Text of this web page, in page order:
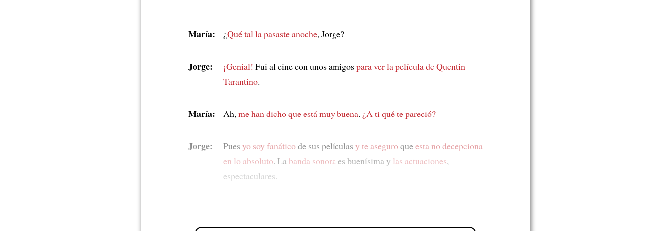
María: ¿Qué tal la pasaste anoche, Jorge?
Jorge: ¡Genial! Fui al cine con unos amigospara ver la película de Quentin
Tarantino.
María: Ah, me han dicho que está muy buena. ¿A ti qué te pareció?
Jorge: Pues yo soy fanáticode sus películas y te aseguroqueesta no decepciona
en lo absoluto. La banda sonora es buenísima y las actuaciones,
espectaculares.